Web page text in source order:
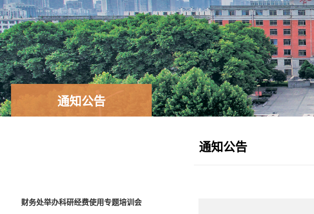
通知公告
财务处举办科研经费使用专题培训会
通知公告